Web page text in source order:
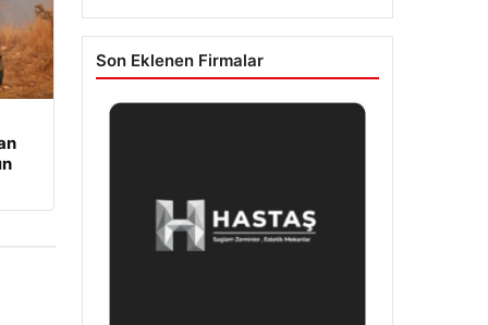
Son Eklenen Firmalar